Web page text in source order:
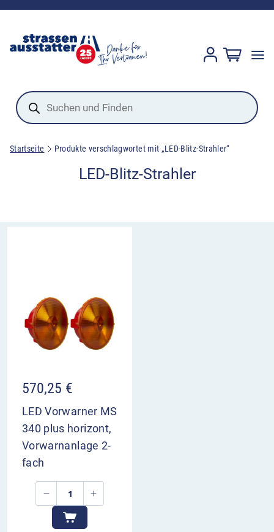
Products
search
Startseite Produkte verschlagwortet mit „LED-Blitz-Strahler“
LED-Blitz-Strahler
570,25 €
LED Vorwarner MS
340 plus horizont,
Vorwarnanlage 2-
fach